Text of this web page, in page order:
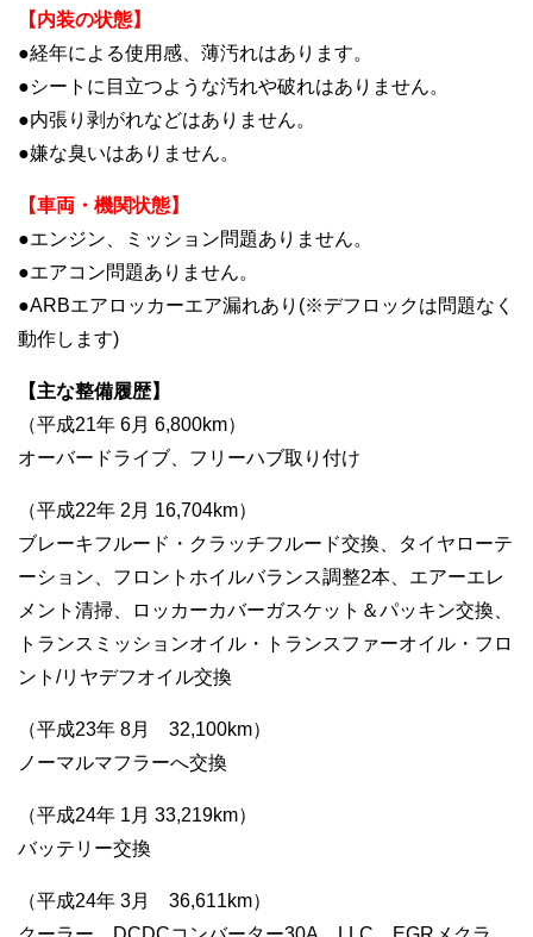
【内装の状態】
●経年による使用感、薄汚れはあります。
●シートに目立つような汚れや破れはありません。
●内張り剥がれなどはありません。
●嫌な臭いはありません。
【車両・機関状態】
●エンジン、ミッション問題ありません。
●エアコン問題ありません。
●ARBエアロッカーエア漏れあり(※デフロックは問題なく
動作します)
【主な整備履歴】
（平成21年 6月 6,800km）
オーバードライブ、フリーハブ取り付け
（平成22年 2月 16,704km）
ブレーキフルード・クラッチフルード交換、タイヤローテ
ーション、フロントホイルバランス調整2本、エアーエレ
メント清掃、ロッカーカバーガスケット＆パッキン交換、
トランスミッションオイル・トランスファーオイル・フロ
ント/リヤデフオイル交換
（平成23年 8月 32,100km）
ノーマルマフラーへ交換
（平成24年 1月 33,219km）
バッテリー交換
（平成24年 3月 36,611km）